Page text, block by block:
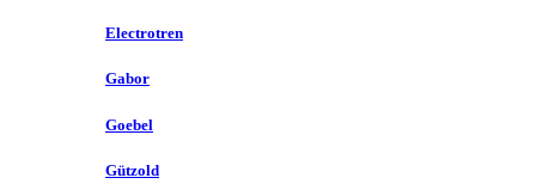
Electrotren
Gabor
Goebel
Gützold